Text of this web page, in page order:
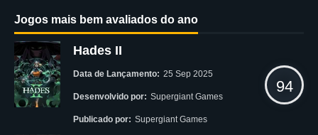
Jogos mais bem avaliados do ano
Hades II
Data de Lançamento: 25 Sep 2025
Desenvolvido por: Supergiant Games
Publicado por: Supergiant Games
94